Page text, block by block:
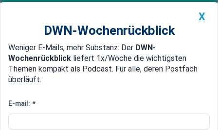
Newsticker MEIN DWN: Geldanlage Premium
Edelmetalle DWN-Magazin China
DWN-Exklusiv:
X
DWN-Wochenrückblick
Weniger E-Mails, mehr Substanz: Der DWN-
Wochenrückblick liefert 1x/Woche die wichtigsten
Themen kompakt als Podcast. Für alle, deren Postfach
überläuft.
E-mail: *